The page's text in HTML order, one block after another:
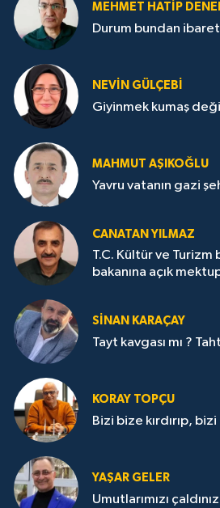
MEHMET HATİP
Durum bundan ibaret
NEVİN GÜLÇEBİ
Giyinmek kumaş
MAHMUT AŞIKOĞLU
Yavru vatanın gazi
CANATAN YILMAZ
T.C. Kültür ve Turizm
bakanına açık
SİNAN KARAÇAY
Tayt kavgası mı ?
KORAY TOPÇU
Bizi bize kırdırıp,
YAŞAR GELER
Umutlarımızı